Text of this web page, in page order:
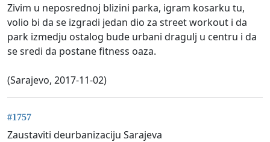
Zivim u neposrednoj blizini parka, igram kosarku tu,
volio bi da se izgradi jedan dio za street workout i da
park izmedju ostalog bude urbani dragulj u centru i da
se sredi da postane fitness oaza.
(Sarajevo, 2017-11-02)
#1757
Zaustaviti deurbanizaciju Sarajeva